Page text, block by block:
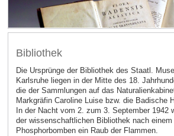
Bibliothek
Die Ursprünge der Bibliothek des Staatl.
Karlsruhe liegen in der Mitte des 18.
die der Sammlungen auf das
Markgräfin Caroline Luise bzw. die Badische
In der Nacht vom 2. zum 3. September 1942
der wissenschaftlichen Bibliothek nach
Phosphorbomben ein Raub der Flammen.